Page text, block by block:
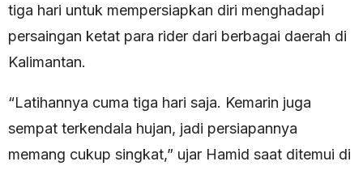
tiga hari untuk mempersiapkan diri menghadapi
persaingan ketat para rider dari berbagai daerah di
Kalimantan.
“Latihannya cuma tiga hari saja. Kemarin juga
sempat terkendala hujan, jadi persiapannya
memang cukup singkat,” ujar Hamid saat ditemui di